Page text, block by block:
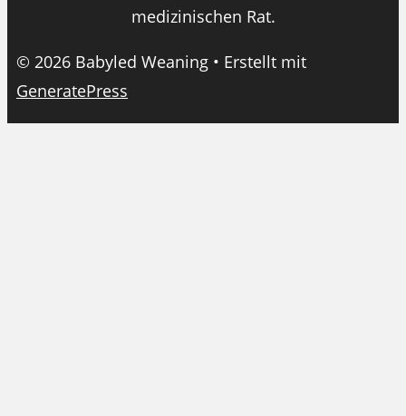
medizinischen Rat.
© 2026 Babyled Weaning • Erstellt mit
GeneratePress